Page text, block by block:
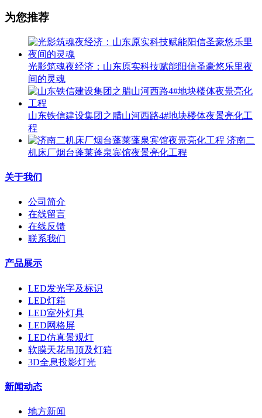
为您推荐
光影筑魂夜经济：山东原实科技赋能阳信圣豪悠乐里夜
间的灵魂
山东铁信建设集团之腊山河西路4#地块楼体夜景亮化工
程
济南二
机床厂烟台蓬莱蓬泉宾馆夜景亮化工程
关于我们
公司简介
在线留言
在线反馈
联系我们
产品展示
LED发光字及标识
LED灯箱
LED室外灯具
LED网格屏
LED仿真景观灯
软膜天花吊顶及灯箱
3D全息投影灯光
新闻动态
地方新闻